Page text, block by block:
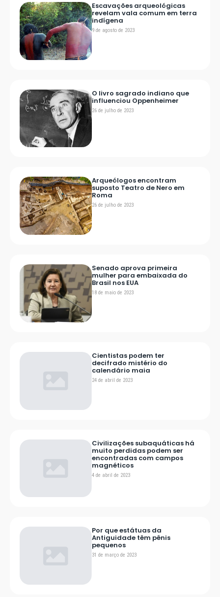
Escavações arqueológicas
revelam vala comum em terra
indígena
9 de agosto de 2023
O livro sagrado indiano que
influenciou Oppenheimer
26 de julho de 2023
Arqueólogos encontram
suposto Teatro de Nero em
Roma
26 de julho de 2023
Senado aprova primeira
mulher para embaixada do
Brasil nos EUA
18 de maio de 2023
Cientistas podem ter
decifrado mistério do
calendário maia
24 de abril de 2023
Civilizações subaquáticas há
muito perdidas podem ser
encontradas com campos
magnéticos
4 de abril de 2023
Por que estátuas da
Antiguidade têm pênis
pequenos
31 de março de 2023